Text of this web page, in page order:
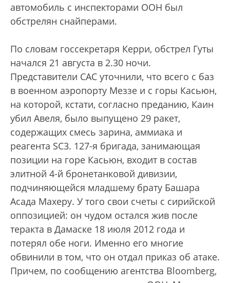
автомобиль с инспекторами ООН был
обстрелян снайперами.
По словам госсекретаря Керри, обстрел Гуты
начался 21 августа в 2.30 ночи.
Представители САС уточнили, что всего с баз
в военном аэропорту Меззе и с горы Касьюн,
на которой, кстати, согласно преданию, Каин
убил Авеля, было выпущено 29 ракет,
содержащих смесь зарина, аммиака и
реагента SC3. 127-я бригада, занимающая
позиции на горе Касьюн, входит в состав
элитной 4-й бронетанковой дивизии,
подчиняющейся младшему брату Башара
Асада Махеру. У того свои счеты с сирийской
оппозицией: он чудом остался жив после
теракта в Дамаске 18 июля 2012 года и
потерял обе ноги. Именно его многие
обвинили в том, что он отдал приказ об атаке.
Причем, по сообщению агентства Bloomberg,